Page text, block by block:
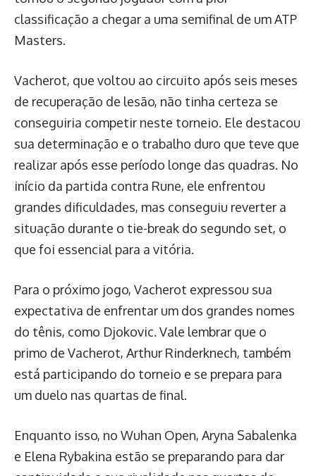
classificação a chegar a uma semifinal de um ATP
Masters.
Vacherot, que voltou ao circuito após seis meses
de recuperação de lesão, não tinha certeza se
conseguiria competir neste torneio. Ele destacou
sua determinação e o trabalho duro que teve que
realizar após esse período longe das quadras. No
início da partida contra Rune, ele enfrentou
grandes dificuldades, mas conseguiu reverter a
situação durante o tie-break do segundo set, o
que foi essencial para a vitória.
Para o próximo jogo, Vacherot expressou sua
expectativa de enfrentar um dos grandes nomes
do tênis, como Djokovic. Vale lembrar que o
primo de Vacherot, Arthur Rinderknech, também
está participando do torneio e se prepara para
um duelo nas quartas de final.
Enquanto isso, no Wuhan Open, Aryna Sabalenka
e Elena Rybakina estão se preparando para dar